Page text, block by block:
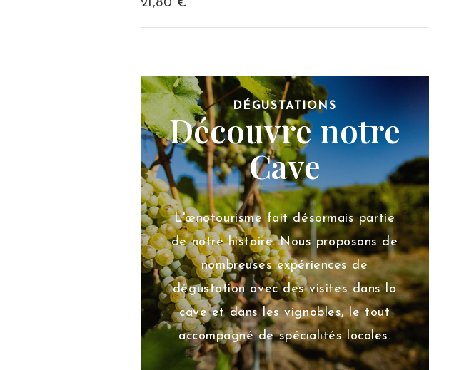
21,80 €
DÉGUSTATIONS
Découvre notre
Cave
L'œnotourisme fait désormais partie
de notre histoire. Nous proposons de
nombreuses expériences de
dégustation avec des visites dans la
cave et dans les vignobles, le tout
accompagné de spécialités locales.